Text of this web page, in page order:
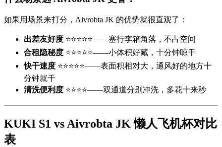
如果用场景来打分，Aivrobta JK 的优势就很直观了：
出差友好度 ⭐⭐⭐⭐⭐——塞行李箱角落，不占空间
合租隐秘度 ⭐⭐⭐⭐⭐——小体积好藏，十分钟晾干
快干速度 ⭐⭐⭐⭐⭐——表面积相对大，通风好的地方十
分钟就干
清洗便利度 ⭐⭐⭐⭐——双通道分别冲洗，多花十来秒
KUKI S1 vs Aivrobta JK 懒人飞机杯对比
表